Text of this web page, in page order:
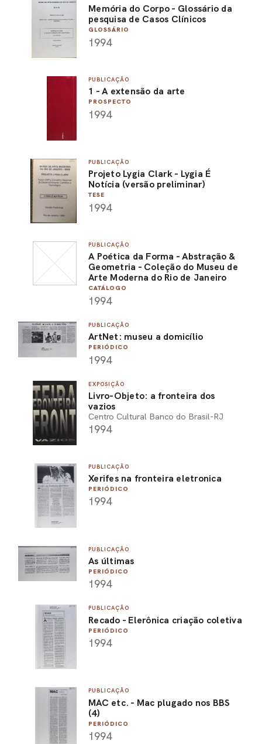
Memória do Corpo - Glossário da
pesquisa de Casos Clínicos
GLOSSÁRIO
1994
PUBLICAÇÃO
1 - A extensão da arte
PROSPECTO
1994
PUBLICAÇÃO
Projeto Lygia Clark - Lygia É
Notícia (versão preliminar)
TESE
1994
PUBLICAÇÃO
A Poética da Forma - Abstração &
Geometria - Coleção do Museu de
Arte Moderna do Rio de Janeiro
CATÁLOGO
1994
PUBLICAÇÃO
ArtNet: museu a domicílio
PERIÓDICO
1994
EXPOSIÇÃO
Livro-Objeto: a fronteira dos
vazios
Centro Cultural Banco do Brasil-RJ
1994
PUBLICAÇÃO
Xerifes na fronteira eletronica
PERIÓDICO
1994
PUBLICAÇÃO
As últimas
PERIÓDICO
1994
PUBLICAÇÃO
Recado - Elerônica criação coletiva
PERIÓDICO
1994
PUBLICAÇÃO
MAC etc. - Mac plugado nos BBS
(4)
PERIÓDICO
1994